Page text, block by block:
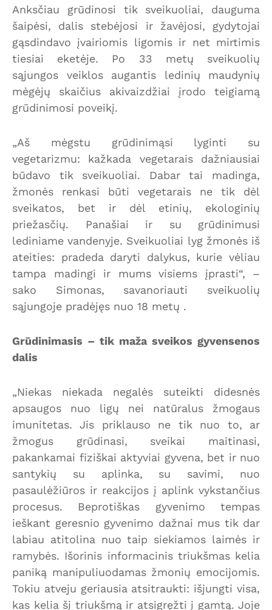
Anksčiau grūdinosi tik sveikuoliai, dauguma
šaipėsi, dalis stebėjosi ir žavėjosi, gydytojai
gąsdindavo įvairiomis ligomis ir net mirtimis
tiesiai eketėje. Po 33 metų sveikuolių
sąjungos veiklos augantis ledinių maudynių
mėgėjų skaičius akivaizdžiai įrodo teigiamą
grūdinimosi poveikį.
„Aš mėgstu grūdinimąsi lyginti su
vegetarizmu: kažkada vegetarais dažniausiai
būdavo tik sveikuoliai. Dabar tai madinga,
žmonės renkasi būti vegetarais ne tik dėl
sveikatos, bet ir dėl etinių, ekologinių
priežasčių. Panašiai ir su grūdinimusi
lediniame vandenyje. Sveikuoliai lyg žmonės iš
ateities: pradeda daryti dalykus, kurie vėliau
tampa madingi ir mums visiems įprasti“, –
sako Simonas, savanoriauti sveikuolių
sąjungoje pradėjęs nuo 18 metų .
Grūdinimasis – tik maža sveikos gyvensenos
dalis
„Niekas niekada negalės suteikti didesnės
apsaugos nuo ligų nei natūralus žmogaus
imunitetas. Jis priklauso ne tik nuo to, ar
žmogus grūdinasi, sveikai maitinasi,
pakankamai fiziškai aktyviai gyvena, bet ir nuo
santykių su aplinka, su savimi, nuo
pasaulėžiūros ir reakcijos į aplink vykstančius
procesus. Beprotiškas gyvenimo tempas
ieškant geresnio gyvenimo dažnai mus tik dar
labiau atitolina nuo taip siekiamos laimės ir
ramybės. Išorinis informacinis triukšmas kelia
paniką manipuliuodamas žmonių emocijomis.
Tokiu atveju geriausia atsitraukti: išjungti visa,
kas kelia šį triukšmą ir atsigręžti į gamtą. Joje